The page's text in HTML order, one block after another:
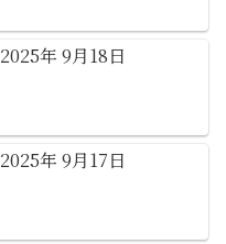
年 9月18日
年 9月17日